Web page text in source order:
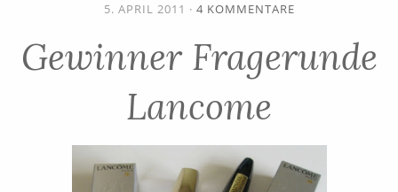
5. APRIL 2011 · 4 KOMMENTARE
Gewinner Fragerunde
Lancome